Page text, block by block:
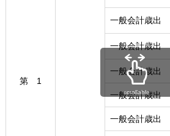
第 1
一般会計歳
一般会計歳
一般会計歳
一般会計歳出
一般会計歳
scrollable